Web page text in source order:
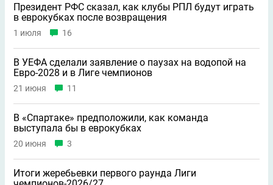
Президент РФС сказал, как клубы РПЛ будут играть
в еврокубках после возвращения
1 июля 16
В УЕФА сделали заявление о паузах на водопой на
Евро-2028 и в Лиге чемпионов
21 июня 11
В «Спартаке» предположили, как команда
выступала бы в еврокубках
20 июня 3
Итоги жеребьевки первого раунда Лиги